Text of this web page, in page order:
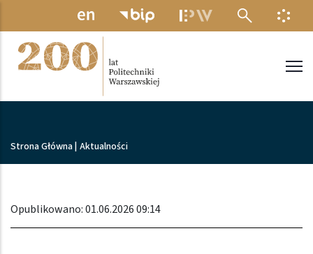
Przejdź do treści
MENU
Ścieżka nawigacyjna
Strona Główna Aktualności
Opublikowano: 01.06.2026 09:14